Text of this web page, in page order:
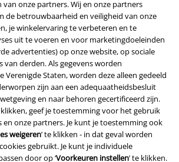
onze partners. Wij en onze partners
de betrouwbaarheid en veiligheid van onze
je winkelervaring te verbeteren en te
uit te voeren en voor marketingdoeleinden
advertenties) op onze website, op sociale
van derden. Als gegevens worden
Verenigde Staten, worden deze alleen gedeeld
zijn aan een adequaatheidsbesluit
en naar behoren gecertificeerd zijn.
klikken, geef je toestemming voor het gebruik
en onze partners. Je kunt je toestemming ook
weigeren’ te klikken - in dat geval worden
gebruikt. Je kunt je individuele
door op ‘Voorkeuren instellen’ te klikken.